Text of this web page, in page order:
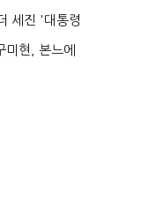
세진 '대통령
미현, 본느에